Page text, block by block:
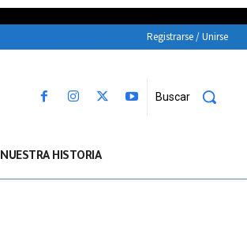
Registrarse / Unirse
Buscar
NUESTRA HISTORIA